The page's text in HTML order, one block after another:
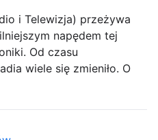
i Telewizja) przeżywa
napędem tej
Od czasu
wiele się zmieniło. O